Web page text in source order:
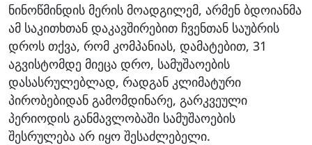
ნინოწმინდის მერის მოადგილემ, არმენ ბდოიანმა
ამ საკითხთან დაკავშირებით ჩვენთან საუბრის
დროს თქვა, რომ კომპანიას, დამატებით, 31
აგვისტომდე მიეცა დრო, სამუშაოების
დასასრულებლად, რადგან კლიმატური
პირობებიდან გამომდინარე, გარკვეული
პერიოდის განმავლობაში სამუშაოების
შესრულება არ იყო შესაძლებელი.